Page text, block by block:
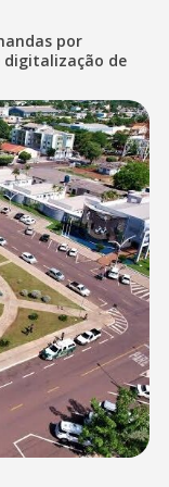
por
digitalização de